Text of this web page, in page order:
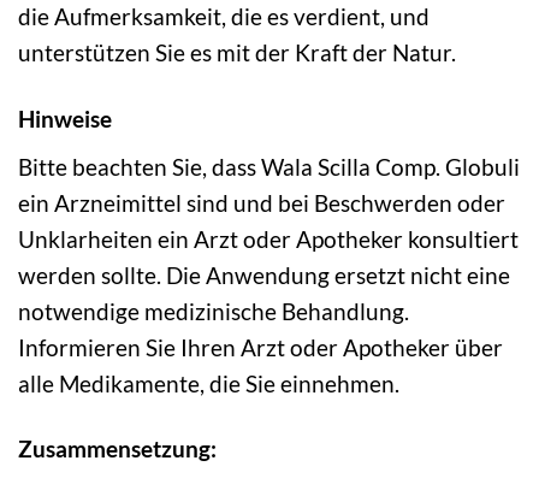
die Aufmerksamkeit, die es verdient, und
unterstützen Sie es mit der Kraft der Natur.
Hinweise
Bitte beachten Sie, dass Wala Scilla Comp. Globuli
ein Arzneimittel sind und bei Beschwerden oder
Unklarheiten ein Arzt oder Apotheker konsultiert
werden sollte. Die Anwendung ersetzt nicht eine
notwendige medizinische Behandlung.
Informieren Sie Ihren Arzt oder Apotheker über
alle Medikamente, die Sie einnehmen.
Zusammensetzung: